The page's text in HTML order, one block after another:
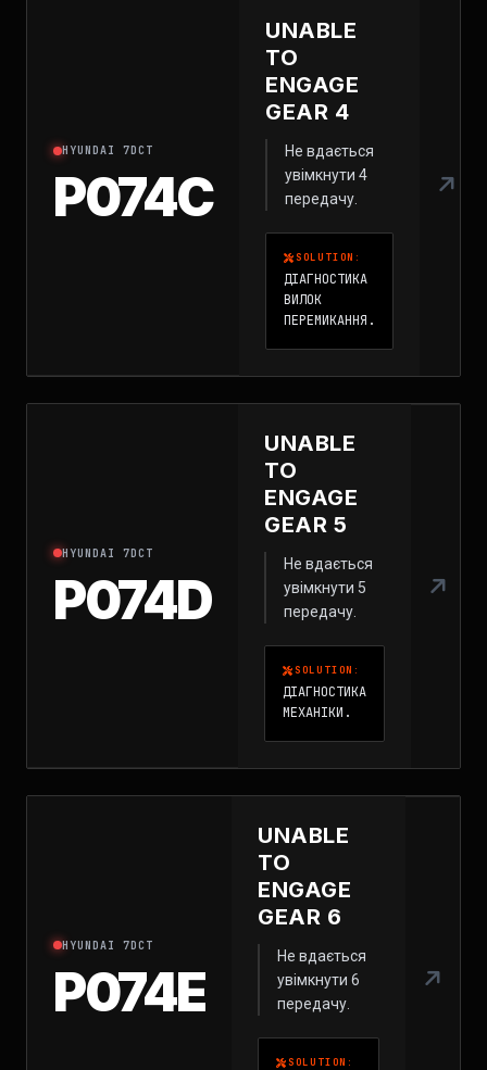
HYUNDAI 7DCT
P074C
UNABLE
TO
ENGAGE
GEAR 4
Не вдається
увімкнути 4
передачу.
SOLUTION:
ДІАГНОСТИКА
ВИЛОК
ПЕРЕМИКАННЯ.
HYUNDAI 7DCT
P074D
UNABLE
TO
ENGAGE
GEAR 5
Не вдається
увімкнути 5
передачу.
SOLUTION:
ДІАГНОСТИКА
МЕХАНІКИ.
HYUNDAI 7DCT
P074E
UNABLE
TO
ENGAGE
GEAR 6
Не вдається
увімкнути 6
передачу.
SOLUTION: